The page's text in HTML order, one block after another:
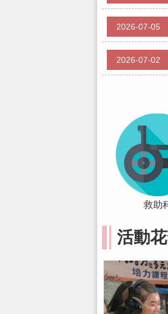
2026-07-05
2026-07-02
救助
活動